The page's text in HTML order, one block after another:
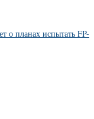
о планах испытать FP-